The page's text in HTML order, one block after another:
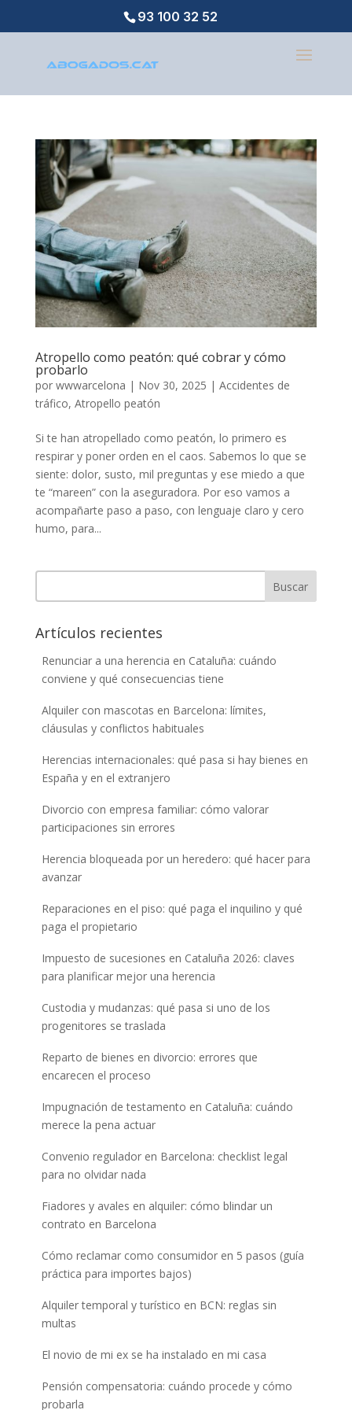
93 100 32 52
Atropello como peatón: qué cobrar y cómo
probarlo
por wwwarcelona | Nov 30, 2025 | Accidentes de
tráfico, Atropello peatón
Si te han atropellado como peatón, lo primero es
respirar y poner orden en el caos. Sabemos lo que se
siente: dolor, susto, mil preguntas y ese miedo a que
te “mareen” con la aseguradora. Por eso vamos a
acompañarte paso a paso, con lenguaje claro y cero
humo, para...
Buscar
Artículos recientes
Renunciar a una herencia en Cataluña: cuándo
conviene y qué consecuencias tiene
Alquiler con mascotas en Barcelona: límites,
cláusulas y conflictos habituales
Herencias internacionales: qué pasa si hay bienes en
España y en el extranjero
Divorcio con empresa familiar: cómo valorar
participaciones sin errores
Herencia bloqueada por un heredero: qué hacer para
avanzar
Reparaciones en el piso: qué paga el inquilino y qué
paga el propietario
Impuesto de sucesiones en Cataluña 2026: claves
para planificar mejor una herencia
Custodia y mudanzas: qué pasa si uno de los
progenitores se traslada
Reparto de bienes en divorcio: errores que
encarecen el proceso
Impugnación de testamento en Cataluña: cuándo
merece la pena actuar
Convenio regulador en Barcelona: checklist legal
para no olvidar nada
Fiadores y avales en alquiler: cómo blindar un
contrato en Barcelona
Cómo reclamar como consumidor en 5 pasos (guía
práctica para importes bajos)
Alquiler temporal y turístico en BCN: reglas sin
multas
El novio de mi ex se ha instalado en mi casa
Pensión compensatoria: cuándo procede y cómo
probarla